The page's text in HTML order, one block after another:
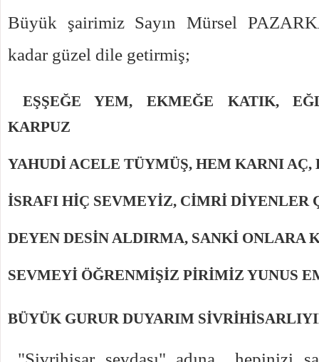
Büyük şairimiz Sayın Mürsel
kadar güzel dile getirmiş;
EŞŞEĞE YEM, EKMEĞE KATIK,
KARPUZ
YAHUDİ ACELE TÜYMÜŞ, HEM KARNI AÇ,
İSRAFI HİÇ SEVMEYİZ, CİMRİ DİYENLER
DEYEN DESİN ALDIRMA, SANKİ ONLARA
SEVMEYİ ÖĞRENMİŞİZ PİRİMİZ YUNUS
BÜYÜK GURUR DUYARIM